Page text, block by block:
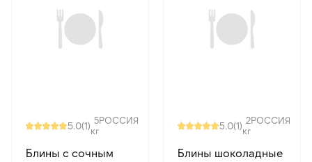
5.0(1) 5
кг
РОССИЯ
Блины с сочным
5.0(1) 2
кг
РОССИЯ
Блины шоколадные